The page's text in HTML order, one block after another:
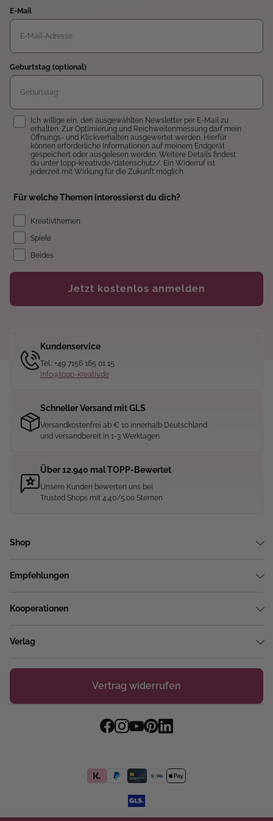
E-Mail
Geburtstag (optional)
Einwilligung
Ich willige ein, den ausgewählten Newsletter per E-Mail zu
erhalten. Zur Optimierung und Reichweitenmessung darf mein
Öffnungs- und Klickverhalten ausgewertet werden. Hierfür
können erforderliche Informationen auf meinem Endgerät
gespeichert oder ausgelesen werden. Weitere Details findest
du unter topp-kreativ.de/datenschutz/. Ein Widerruf ist
jederzeit mit Wirkung für die Zukunft möglich.
Für welche Themen interessierst du dich?
Kreativthemen
Spiele
Beides
Jetzt kostenlos anmelden
Kundenservice
Tel.: +49 7156 165 01 15
info@topp-kreativ.de
Schneller Versand mit GLS
Versandkostenfrei ab € 10 innerhalb Deutschland
und versandbereit in 1-3 Werktagen
Über 12.940 mal TOPP-Bewertet
Unsere Kunden bewerten uns bei
Trusted Shops mit 4.40/5.00 Sternen
Shop
Empfehlungen
Kooperationen
Verlag
Vertrag widerrufen